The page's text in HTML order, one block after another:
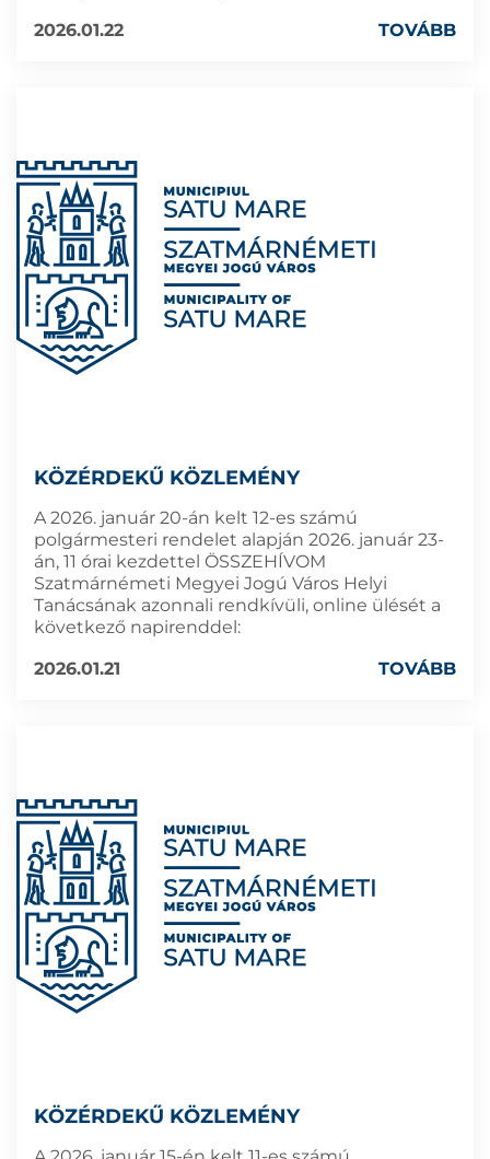
2026.01.22
TOVÁBB
KÖZÉRDEKŰ KÖZLEMÉNY
A 2026. január 20-án kelt 12-es számú
polgármesteri rendelet alapján 2026. január 23-
án, 11 órai kezdettel ÖSSZEHÍVOM
Szatmárnémeti Megyei Jogú Város Helyi
Tanácsának azonnali rendkívüli, online ülését a
következő napirenddel:
2026.01.21
TOVÁBB
KÖZÉRDEKŰ KÖZLEMÉNY